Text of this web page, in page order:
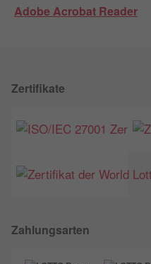
Adobe Acrobat Reader
Zertifikate
Zahlungsarten